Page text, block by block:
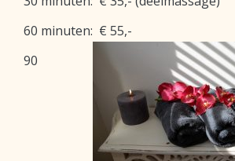
60 minuten: € 55,-
90